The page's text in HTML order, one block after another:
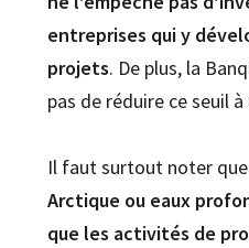
entreprises qui y
projets. De plus, la
pas de réduire ce seuil à
Il faut surtout noter que
Arctique ou eaux
que les activités de